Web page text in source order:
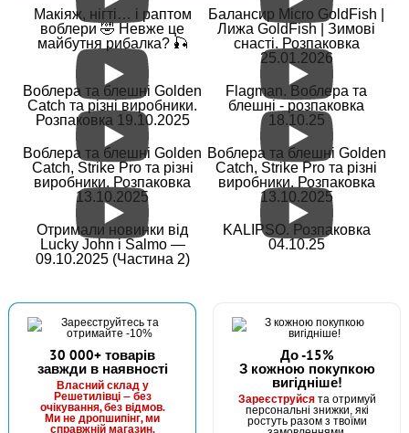
Макіяж, нігті… і раптом
воблери 🤣 Невже це
майбутня рибалка? 🎣
Балансир Micro GoldFish |
Лижа GoldFish | Зимові
снасті. Розпаковка
25.01.2026
Воблера та блешні Golden
Catch та різні виробники.
Розпаковка 19.10.2025
Flagman. Воблера та
блешні - розпаковка
18.10.25
Воблера та блешні Golden
Catch, Strike Pro та різні
виробники. Розпаковка
13.10.2025
Воблера та блешні Golden
Catch, Strike Pro та різні
виробники. Розпаковка
13.10.2025
Отримали новинки від
Lucky John і Salmo —
09.10.2025 (Частина 2)
KALIPSO. Розпаковка
04.10.25
30 000+ товарів
завжди в наявності
Власний склад у
Решетилівці — без
очікування, без відмов.
Ми не дропшипінг, ми
справжній магазин.
До -15%
З кожною покупкою
вигідніше!
Зареєструйсята отримуй
персональні знижки, які
ростуть разом з твоїми